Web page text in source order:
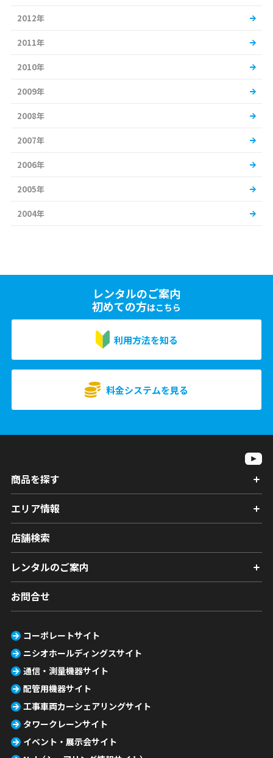
2012年
2011年
2010年
2009年
2008年
2007年
2006年
2005年
2004年
レンタルのご案内
初めての方はこちら
利用方法を知る
料金システムを見る
商品を探す
エリア情報
店舗検索
レンタルのご案内
お問合せ
コーポレートサイト
ニシオホールディングスサイト
通信・測量機器サイト
配管用機器サイト
工事車両カーシェアリングサイト
タワークレーンサイト
イベント・展示会サイト